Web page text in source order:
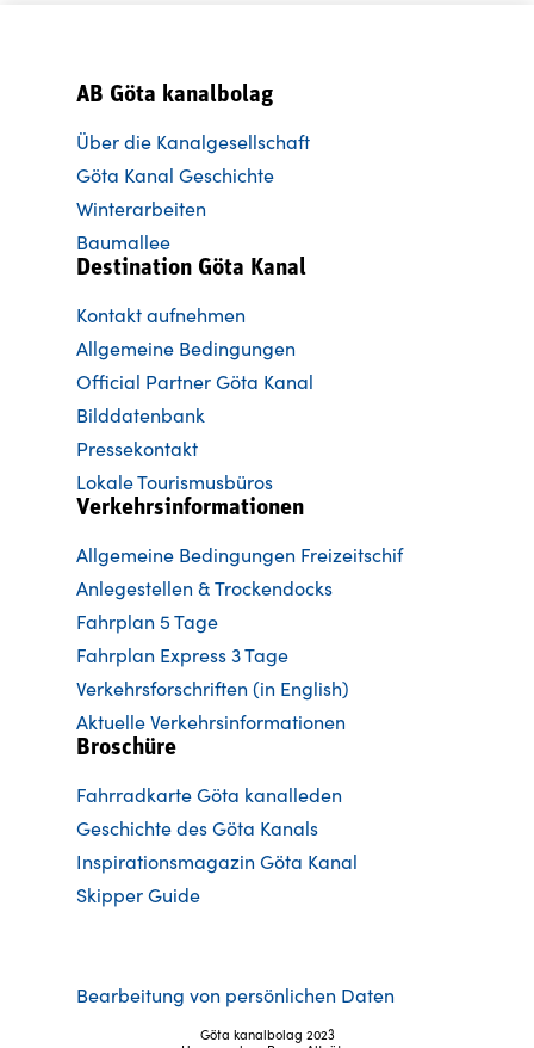
AB Göta kanalbolag
Über die Kanalgesellschaft
Göta Kanal Geschichte
Winterarbeiten
Baumallee
Destination Göta Kanal
Kontakt aufnehmen
Allgemeine Bedingungen
Official Partner Göta Kanal
Bilddatenbank
Pressekontakt
Lokale Tourismusbüros
Verkehrsinformationen
Allgemeine Bedingungen Freizeitschif
Anlegestellen & Trockendocks
Fahrplan 5 Tage
Fahrplan Express 3 Tage
Verkehrsforschriften (in English)
Aktuelle Verkehrsinformationen
Broschüre
Fahrradkarte Göta kanalleden
Geschichte des Göta Kanals
Inspirationsmagazin Göta Kanal
Skipper Guide
Bearbeitung von persönlichen Daten
Göta kanalbolag 2023